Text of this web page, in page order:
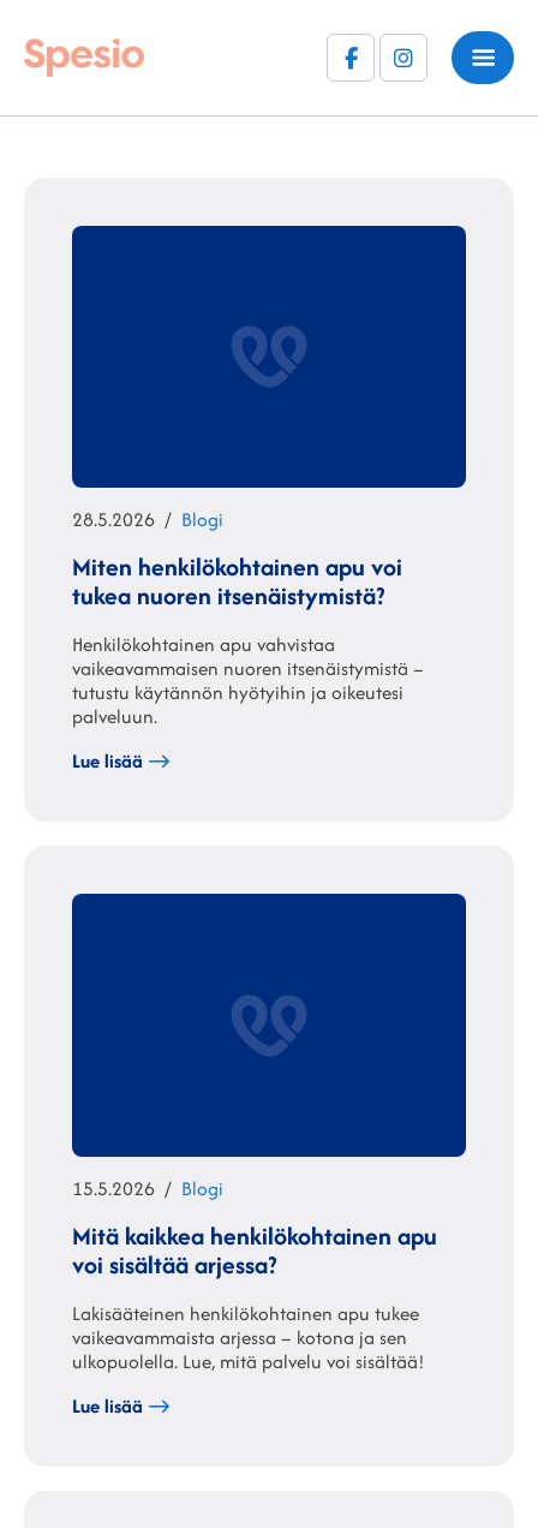
FacebookInstagram
Julkaistu
28.5.2026 Kategoriat
Blogi
Miten henkilökohtainen apu voi
tukea nuoren itsenäistymistä?
Henkilökohtainen apu vahvistaa
vaikeavammaisen nuoren itsenäistymistä –
tutustu käytännön hyötyihin ja oikeutesi
palveluun.
Lue lisää
Julkaistu
15.5.2026 Kategoriat
Blogi
Mitä kaikkea henkilökohtainen apu
voi sisältää arjessa?
Lakisääteinen henkilökohtainen apu tukee
vaikeavammaista arjessa – kotona ja sen
ulkopuolella. Lue, mitä palvelu voi sisältää!
Lue lisää